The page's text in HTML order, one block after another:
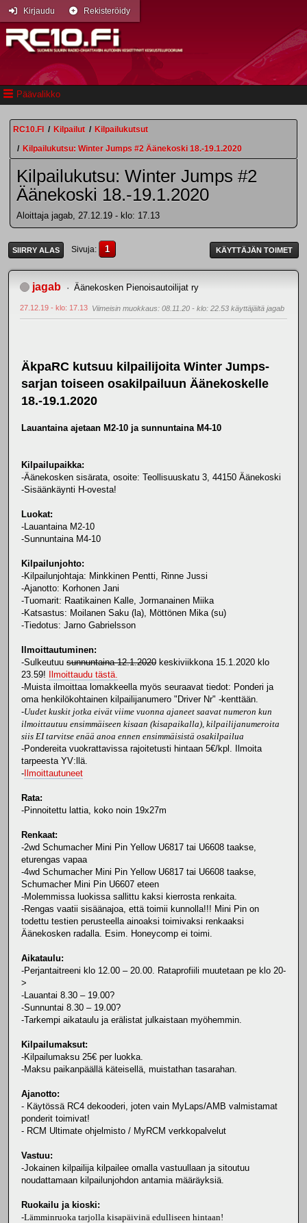
Päävalikko
Kirjaudu Rekisteröidy
RC10.FI / Kilpailut / Kilpailukutsut
/ Kilpailukutsu: Winter Jumps #2 Äänekoski 18.-19.1.2020
Kilpailukutsu: Winter Jumps #2
Äänekoski 18.-19.1.2020
Aloittaja jagab, 27.12.19 - klo: 17.13
SIIRRY ALAS Sivuja 1 KÄYTTÄJÄN TOIMET
jagab Äänekosken Pienoisautoilijat ry
27.12.19 - klo: 17.13 Viimeisin muokkaus: 08.11.20 - klo: 22.53 käyttäjältä jagab
ÄkpaRC kutsuu kilpailijoita Winter Jumps-
sarjan toiseen osakilpailuun Äänekoskelle
18.-19.1.2020
Lauantaina ajetaan M2-10 ja sunnuntaina M4-10
Kilpailupaikka:
-Äänekosken sisärata, osoite: Teollisuuskatu 3, 44150 Äänekoski
-Sisäänkäynti H-ovesta!
Luokat:
-Lauantaina M2-10
-Sunnuntaina M4-10
Kilpailunjohto:
-Kilpailunjohtaja: Minkkinen Pentti, Rinne Jussi
-Ajanotto: Korhonen Jani
-Tuomarit: Raatikainen Kalle, Jormanainen Miika
-Katsastus: Moilanen Saku (la), Möttönen Mika (su)
-Tiedotus: Jarno Gabrielsson
Ilmoittautuminen:
-Sulkeutuu sunnuntaina 12.1.2020 keskiviikkona 15.1.2020 klo
23.59!
Ilmoittaudu tästä.
-Muista ilmoittaa lomakkeella myös seuraavat tiedot: Ponderi ja
oma henkilökohtainen kilpailijanumero "Driver Nr" -kenttään.
-Uudet kuskit jotka eivät viime vuonna ajaneet saavat numeron kun
ilmoittautuu ensimmäiseen kisaan (kisapaikalla), kilpailijanumeroita
siis EI tarvitse enää anoa ennen ensimmäisistä osakilpailua
-Pondereita vuokrattavissa rajoitetusti hintaan 5€/kpl. Ilmoita
tarpeesta YV:llä.
- Ilmoittautuneet
Rata:
-Pinnoitettu lattia, koko noin 19x27m
Renkaat:
-2wd Schumacher Mini Pin Yellow U6817 tai U6608 taakse,
eturengas vapaa
-4wd Schumacher Mini Pin Yellow U6817 tai U6608 taakse,
Schumacher Mini Pin U6607 eteen
-Molemmissa luokissa sallittu kaksi kierrosta renkaita.
-Rengas vaatii sisäänajoa, että toimii kunnolla!!! Mini Pin on
todettu testien perusteella ainoaksi toimivaksi renkaaksi
Äänekosken radalla. Esim. Honeycomp ei toimi.
Aikataulu:
-Perjantaitreeni klo 12.00 – 20.00. Rataprofiili muutetaan pe klo 20-
>
-Lauantai 8.30 – 19.00?
-Sunnuntai 8.30 – 19.00?
-Tarkempi aikataulu ja erälistat julkaistaan myöhemmin.
Kilpailumaksut:
-Kilpailumaksu 25€ per luokka.
-Maksu paikanpäällä käteisellä, muistathan tasarahan.
Ajanotto:
- Käytössä RC4 dekooderi, joten vain MyLaps/AMB valmistamat
ponderit toimivat!
- RCM Ultimate ohjelmisto / MyRCM verkkopalvelut
Vastuu:
-Jokainen kilpailija kilpailee omalla vastuullaan ja sitoutuu
noudattamaan kilpailunjohdon antamia määräyksiä.
Ruokailu ja kioski:
-Lämminruoka tarjolla kisapäivinä edulliseen hintaan!